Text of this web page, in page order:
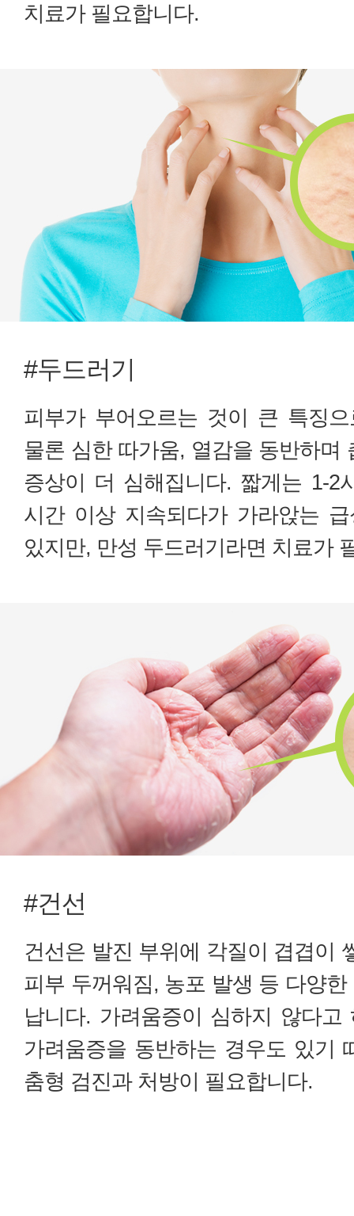
치료가 필요합니다.
#두드러기
피부가 부어오르는 것이 큰 특징
물론 심한 따가움, 열감을 동반하며
증상이 더 심해집니다. 짧게는 1-2
시간 이상 지속되다가 가라앉는
있지만, 만성 두드러기라면 치료가
#건선
건선은 발진 부위에 각질이 겹겹이
피부 두꺼워짐, 농포 발생 등 다양
납니다. 가려움증이 심하지 않다고
가려움증을 동반하는 경우도 있기
춤형 검진과 처방이 필요합니다.